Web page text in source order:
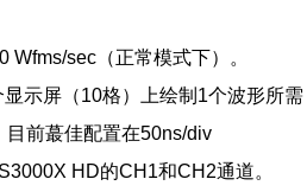
sec（正常模式下）。
示屏（10格）上绘制1个波形所需
前蕞佳配置在50ns/div
HD的CH1和CH2通道。